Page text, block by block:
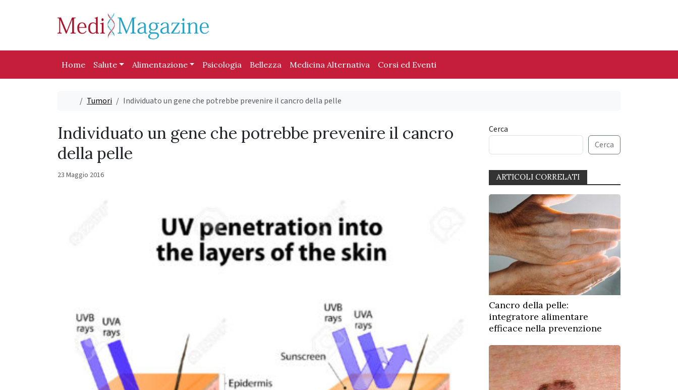
Home Salute Alimentazione Psicologia Bellezza Medicina Alternativa Corsi ed Eventi
HomeTumori Individuato un gene che potrebbe prevenire il cancro della pelle
Individuato un gene che potrebbe prevenire il cancro
della pelle
23 Maggio 2016
Cerca
Cerca
ARTICOLI CORRELATI
Cancro della pelle:
integratore alimentare
efficace nella prevenzione